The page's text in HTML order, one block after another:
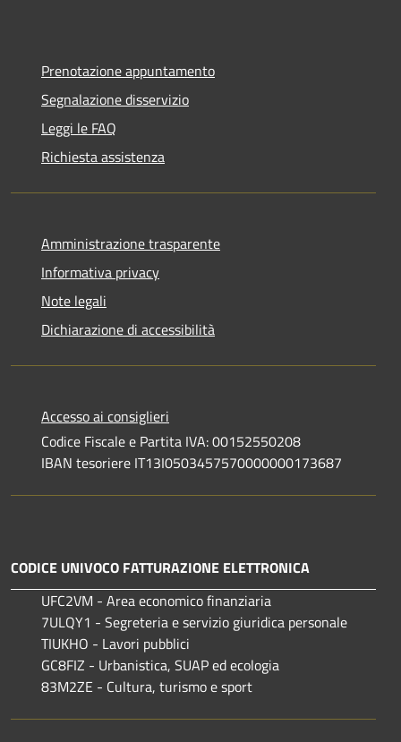
Prenotazione appuntamento
Segnalazione disservizio
Leggi le FAQ
Richiesta assistenza
Amministrazione trasparente
Informativa privacy
Note legali
Dichiarazione di accessibilità
Accesso ai consiglieri
Codice Fiscale e Partita IVA: 00152550208
IBAN tesoriere IT13I0503457570000000173687
CODICE UNIVOCO FATTURAZIONE ELETTRONICA
UFC2VM - Area economico finanziaria
7ULQY1 - Segreteria e servizio giuridica personale
TIUKHO - Lavori pubblici
GC8FIZ - Urbanistica, SUAP ed ecologia
83M2ZE - Cultura, turismo e sport